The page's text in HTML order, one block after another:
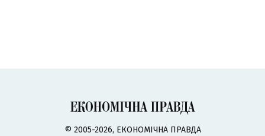
© 2005-2026, ЕКОНОМІЧНА ПРАВДА